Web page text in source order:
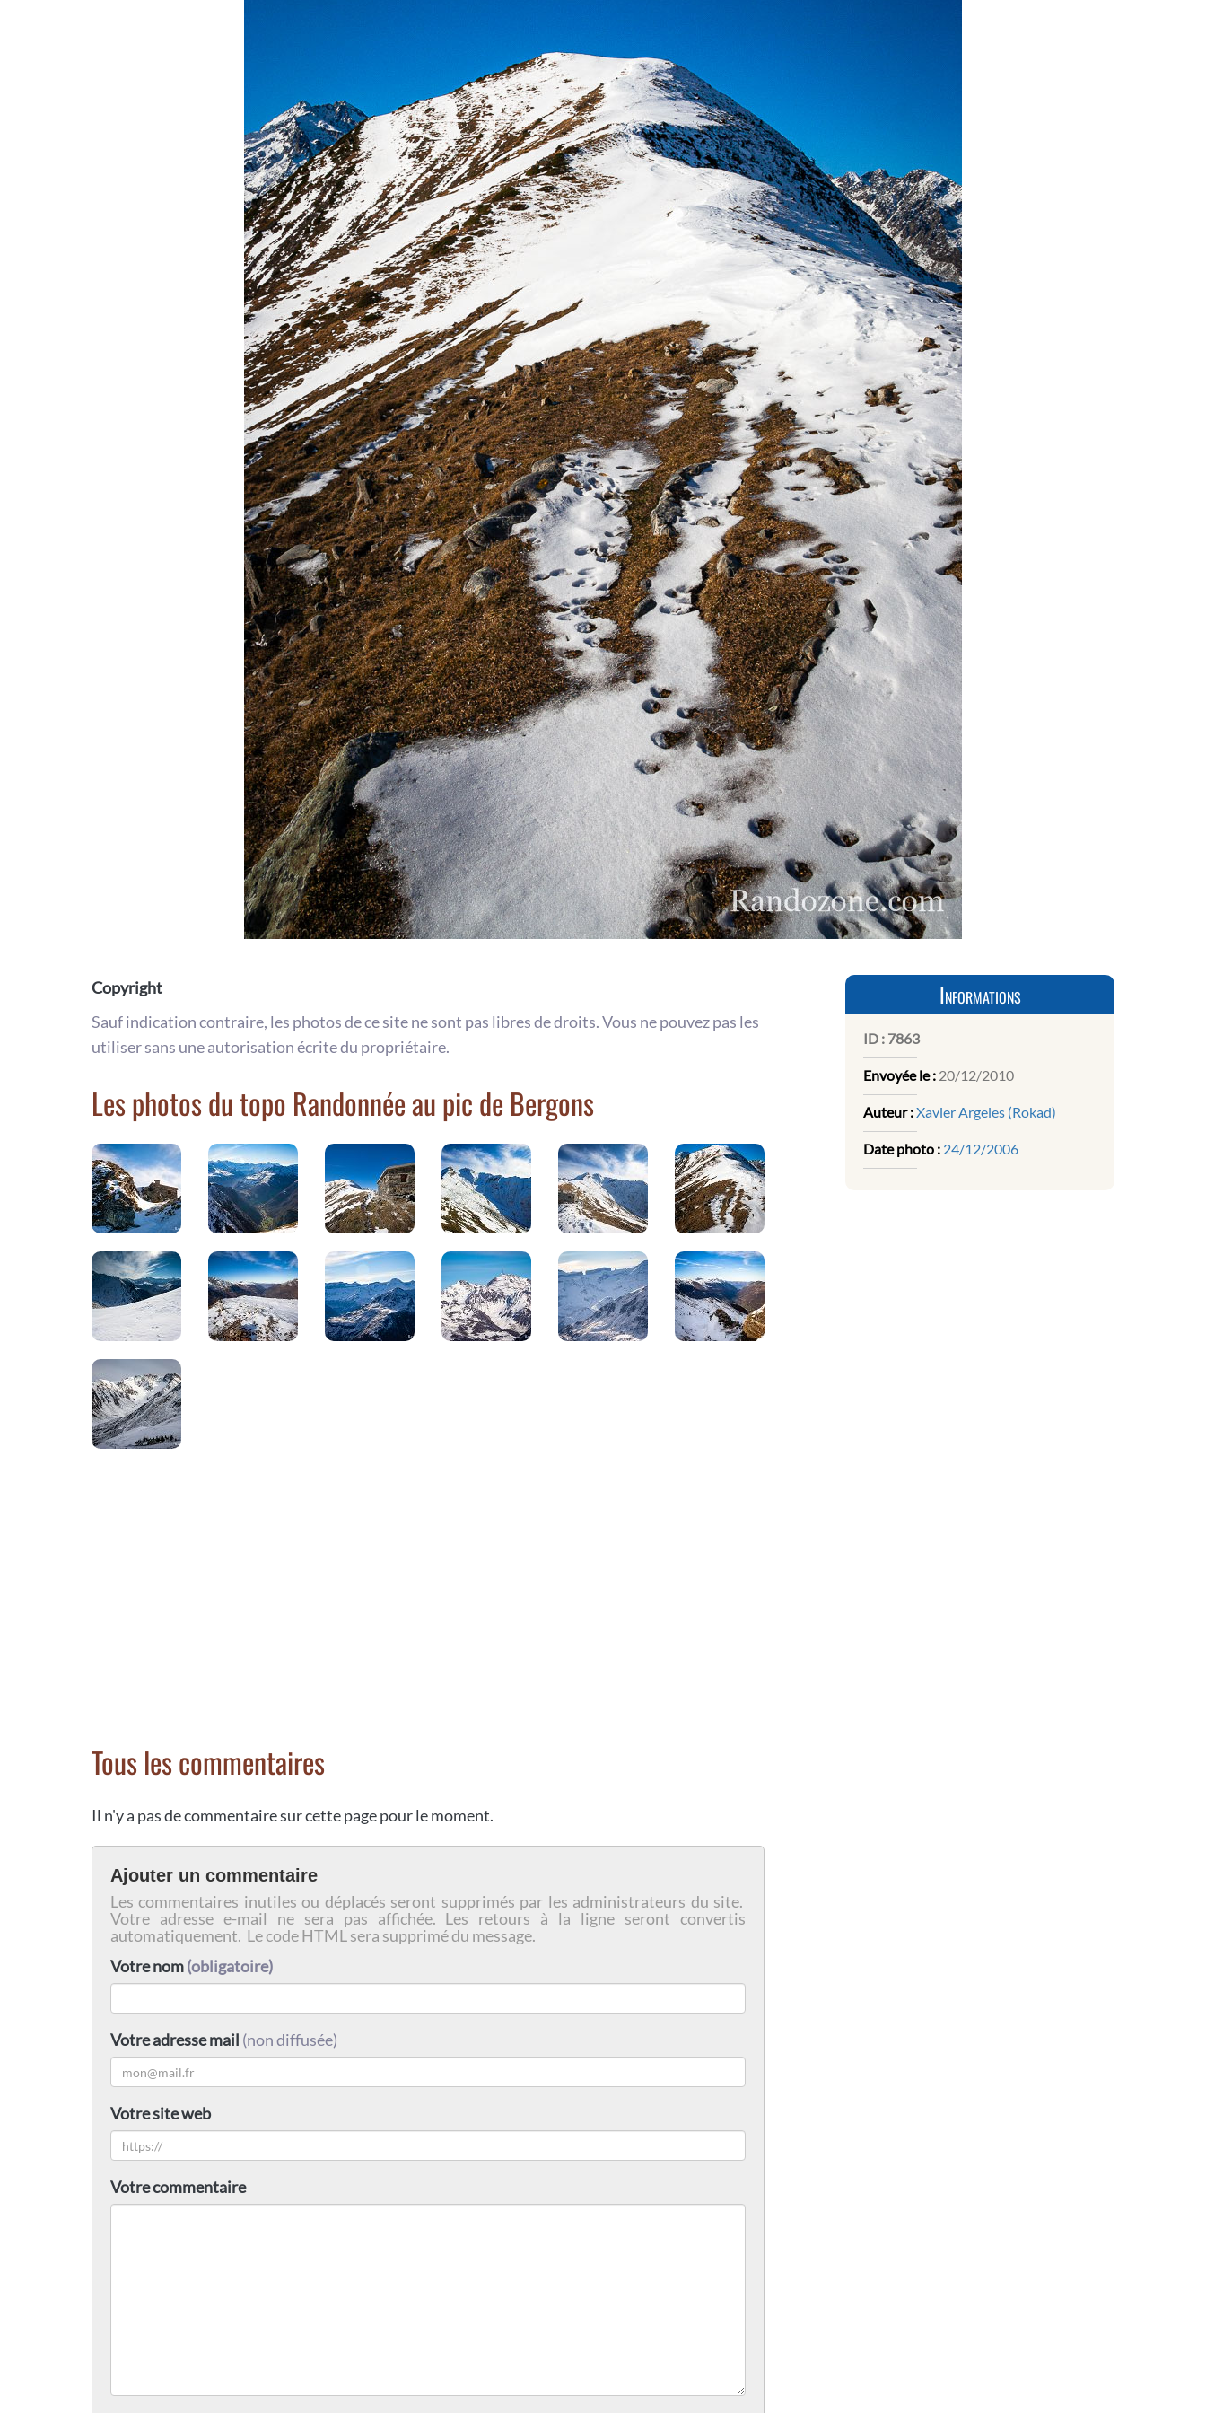
Copyright
Sauf indication contraire, les photos de ce site ne sont pas libres de droits. Vous ne pouvez pas les
utiliser sans une autorisation écrite du propriétaire.
Les photos du topo Randonnée au pic de Bergons
Tous les commentaires
Il n'y a pas de commentaire sur cette page pour le moment.
Ajouter un commentaire
Les commentaires inutiles ou déplacés seront supprimés par les administrateurs du site.
Votre adresse e-mail ne sera pas affichée. Les retours à la ligne seront convertis
automatiquement. Le code HTML sera supprimé du message.
Votre nom(obligatoire)
Votre adresse mail (non diffusée)
Votre site web
Votre commentaire
Informations
ID : 7863
Envoyée le : 20/12/2010
Auteur :Xavier Argeles (Rokad)
Date photo : 24/12/2006